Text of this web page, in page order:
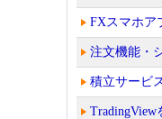
FXスマホア
注文機能・
積立サービ
TradingView